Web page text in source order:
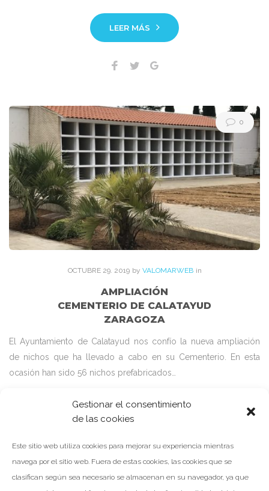
Gestionar el consentimiento
de las cookies
Este sitio web utiliza cookies para mejorar su experiencia mientras
navega por el sitio web. Fuera de estas cookies, las cookies que se
clasifican según sea necesario se almacenan en su navegador, ya que
LEER MÁS
Facebook
Twitter
0
OCTUBRE29. 2019 by VALOMARWEB in
AMPLIACIÓN
CEMENTERIO DE CALATAYUD
ZARAGOZA
El Ayuntamiento de Calatayud nos confío la nueva ampliación
de nichos que ha llevado a cabo en su Cementerio. En esta
ocasión han sido 56 nichos prefabricados…
LEER MÁS
Facebook
TwitterGoogle+